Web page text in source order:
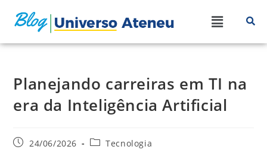
Planejando carreiras em TI na
era da Inteligência Artificial
24/06/2026 Tecnologia